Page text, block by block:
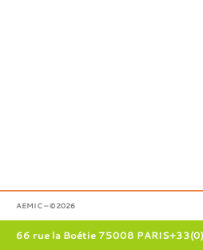
AEMIC – ©2026
66 rue la Boétie 75008 PARIS